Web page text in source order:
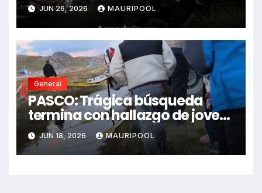
dejando dos fallecidos
JUN 26, 2026 MAURIPOOL
General
PASCO: Trágica búsqueda
termina con hallazgo de joven
sin vida en Rancas
JUN 18, 2026 MAURIPOOL